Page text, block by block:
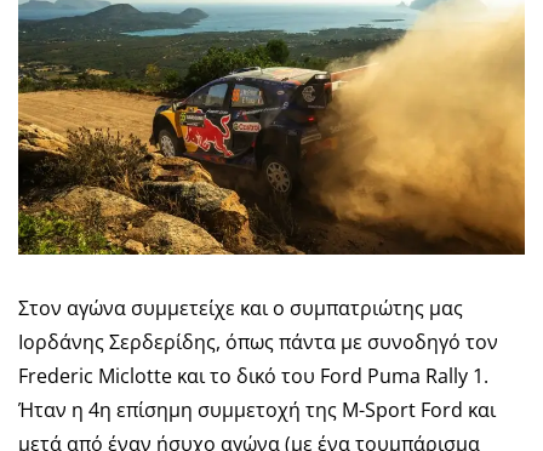
Στον αγώνα συμμετείχε και ο συμπατριώτης μας
Ιορδάνης Σερδερίδης, όπως πάντα με συνοδηγό τον
Frederic Miclotte και το δικό του Ford Puma Rally 1.
Ήταν η 4η επίσημη συμμετοχή της M-Sport Ford και
μετά από έναν ήσυχο αγώνα (με ένα τουμπάρισμα